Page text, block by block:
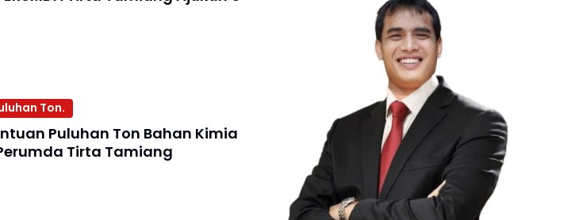
Ton.
Puluhan Ton Bahan Kimia
Tirta Tamiang